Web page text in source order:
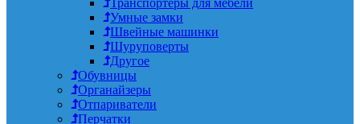
Умные замки
Швейные машинки
Шуруповерты
Другое
Обувницы
Органайзеры
Отпариватели
Перчатки